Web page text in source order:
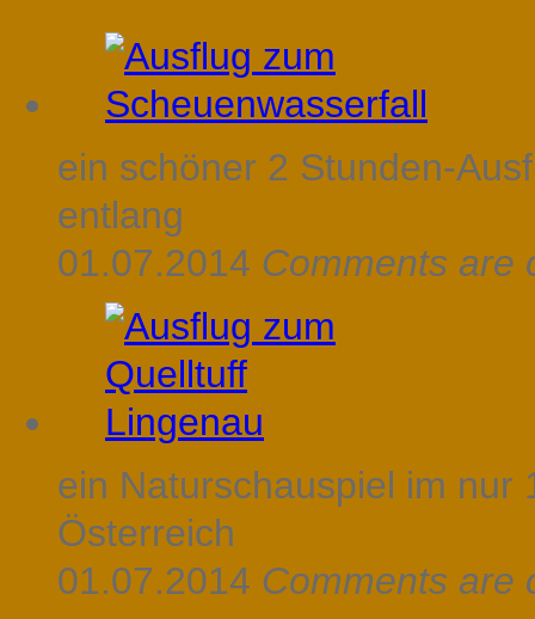
ein schöner 2 Stunden-
entlang
01.07.2014 Comments are
ein Naturschauspiel im nur
Österreich
01.07.2014 Comments are